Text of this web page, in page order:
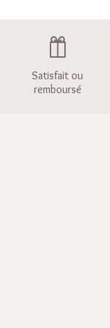
Satisfait ou
remboursé